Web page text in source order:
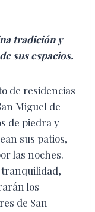
tradición y
sus espacios.
de residencias
Miguel de
de piedra y
sus patios,
las noches.
los
de San